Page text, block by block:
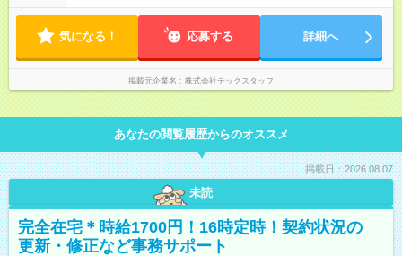
いずれかの時間をローテーションで担当していただきます。 ※
シーチケットを支給。 ◆ 9：00～18：00 ◆10：00～19：00
気になる！ 応募する 詳細へ
掲載元企業名 株式会社テックスタッフ
あなたの閲覧履歴からのオススメ
掲載日：2026.08.07
未読
完全在宅＊時給1700円！16時定時！契約状況の
更新・修正など事務サポート